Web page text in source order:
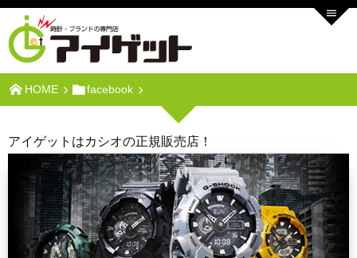
HOME facebook
アイゲットはカシオの正規販売店！